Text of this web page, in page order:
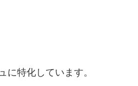
特化しています。